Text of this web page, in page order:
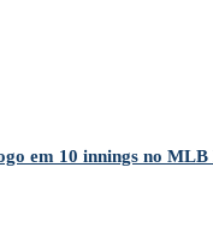
em 10 innings no